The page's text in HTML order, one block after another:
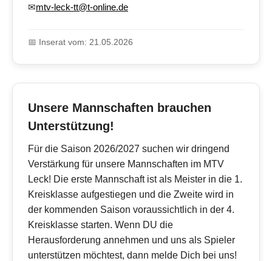
✉mtv-leck-tt@t-online.de
📅 Inserat vom: 21.05.2026
Unsere Mannschaften brauchen
Unterstützung!
Für die Saison 2026/2027 suchen wir dringend
Verstärkung für unsere Mannschaften im MTV
Leck! Die erste Mannschaft ist als Meister in die 1.
Kreisklasse aufgestiegen und die Zweite wird in
der kommenden Saison voraussichtlich in der 4.
Kreisklasse starten. Wenn DU die
Herausforderung annehmen und uns als Spieler
unterstützen möchtest, dann melde Dich bei uns!